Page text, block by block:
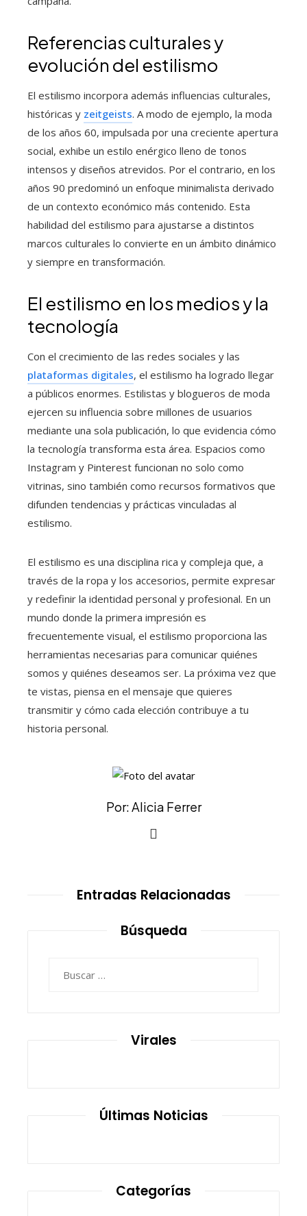
Referencias culturales y
evolución del estilismo
El estilismo incorpora además influencias culturales,
históricas y zeitgeists. A modo de ejemplo, la moda
de los años 60, impulsada por una creciente apertura
social, exhibe un estilo enérgico lleno de tonos
intensos y diseños atrevidos. Por el contrario, en los
años 90 predominó un enfoque minimalista derivado
de un contexto económico más contenido. Esta
habilidad del estilismo para ajustarse a distintos
marcos culturales lo convierte en un ámbito dinámico
y siempre en transformación.
El estilismo en los medios y la
tecnología
Con el crecimiento de las redes sociales y las
plataformas digitales, el estilismo ha logrado llegar
a públicos enormes. Estilistas y blogueros de moda
ejercen su influencia sobre millones de usuarios
mediante una sola publicación, lo que evidencia cómo
la tecnología transforma esta área. Espacios como
Instagram y Pinterest funcionan no solo como
vitrinas, sino también como recursos formativos que
difunden tendencias y prácticas vinculadas al
estilismo.
El estilismo es una disciplina rica y compleja que, a
través de la ropa y los accesorios, permite expresar
y redefinir la identidad personal y profesional. En un
mundo donde la primera impresión es
frecuentemente visual, el estilismo proporciona las
herramientas necesarias para comunicar quiénes
somos y quiénes deseamos ser. La próxima vez que
te vistas, piensa en el mensaje que quieres
transmitir y cómo cada elección contribuye a tu
historia personal.
Por: Alicia Ferrer
Entradas Relacionadas
Búsqueda
Virales
Últimas Noticias
Categorías